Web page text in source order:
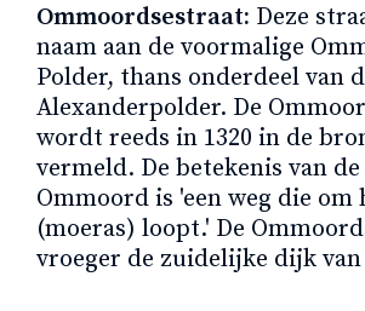
Ommoordsestraat: Deze
naam aan de voormalige
Polder, thans onderdeel van
Alexanderpolder. De
wordt reeds in 1320 in de
vermeld. De betekenis van
Ommoord is 'een weg die om
(moeras) loopt.' De
vroeger de zuidelijke dijk